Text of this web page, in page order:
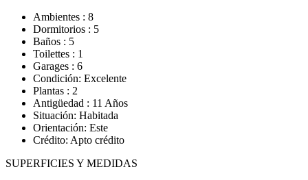
Ambientes : 8
Dormitorios : 5
Baños : 5
Toilettes : 1
Garages : 6
Condición: Excelente
Plantas : 2
Antigüedad : 11 Años
Situación: Habitada
Orientación: Este
Crédito: Apto crédito
SUPERFICIES Y MEDIDAS